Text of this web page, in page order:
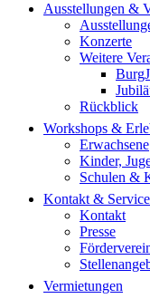
Ausstellungen &
Konzerte
Weitere
Rückblick
Workshops &
Erwachsene
Kinder,
Schulen &
Kontakt & Service
Kontakt
Presse
Vermietungen